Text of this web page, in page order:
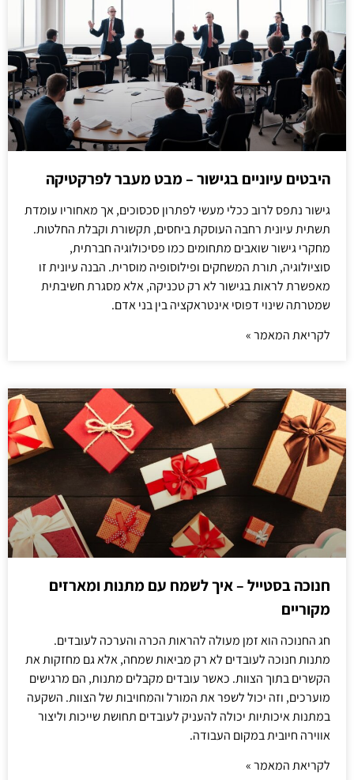
היבטים עיוניים בגישור – מבט מעבר לפרקטיקה
גישור נתפס לרוב ככלי מעשי לפתרון סכסוכים, אך מאחוריו עומדת
תשתית עיונית רחבה העוסקת ביחסים, תקשורת וקבלת החלטות.
מחקרי גישור שואבים מתחומים כמו פסיכולוגיה חברתית,
סוציולוגיה, תורת המשחקים ופילוסופיה מוסרית. הבנה עיונית זו
מאפשרת לראות בגישור לא רק טכניקה, אלא מסגרת חשיבתית
שמטרתה שינוי דפוסי אינטראקציה בין בני אדם.
לקריאת המאמר »
חנוכה בסטייל – איך לשמח עם מתנות ומארזים
מקוריים
חג החנוכה הוא זמן מעולה להראות הכרה והערכה לעובדים.
מתנות חנוכה לעובדים לא רק מביאות שמחה, אלא גם מחזקות את
הקשרים בתוך הצוות. כאשר עובדים מקבלים מתנות, הם מרגישים
מוערכים, וזה יכול לשפר את המורל והמחויבות של הצוות. השקעה
במתנות איכותיות יכולה להעניק לעובדים תחושת שייכות וליצור
אווירה חיובית במקום העבודה.
לקריאת המאמר »